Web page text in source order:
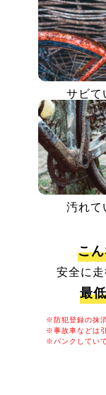
サビて
汚れて
こ
安全に
最
※防犯登録の抹
※事故車などは
※パンクしてい